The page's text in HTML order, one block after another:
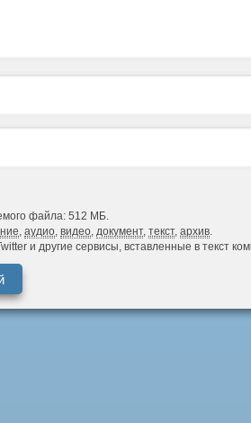
файла: 512 МБ.
, аудио, видео, документ, текст, архив.
и другие сервисы, вставленные в текст